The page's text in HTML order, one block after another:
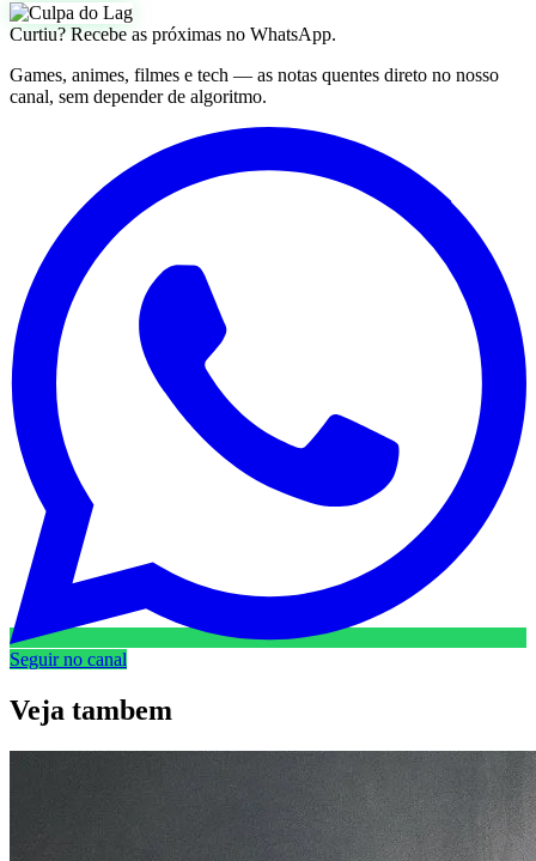
Curtiu? Recebe as próximas no WhatsApp.
Games, animes, filmes e tech — as notas quentes direto no nosso
canal, sem depender de algoritmo.
Seguir no canal
Veja tambem